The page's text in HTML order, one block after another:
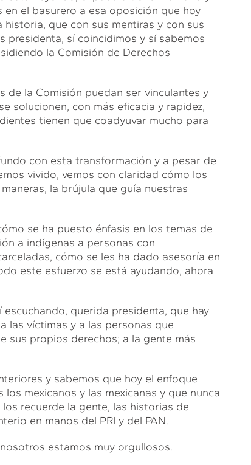
el basurero a esa oposición que hoy
que con sus mentiras y con sus
sí coincidimos y sí sabemos
la Comisión de Derechos
de la Comisión puedan ser vinculantes y
solucionen, con más eficacia y rapidez,
tienen que coadyuvar mucho para
con esta transformación y a pesar de
vivido, vemos con claridad cómo los
la brújula que guía nuestras
se ha puesto énfasis en los temas de
a indígenas a personas con
cómo se les ha dado asesoría en
este esfuerzo se está ayudando, ahora
querida presidenta, que hay
las víctimas y a las personas que
sus propios derechos; a la gente más
y sabemos que hoy el enfoque
mexicanos y las mexicanas y que nunca
recuerde la gente, las historias de
en manos del PRI y del PAN.
estamos muy orgullosos.